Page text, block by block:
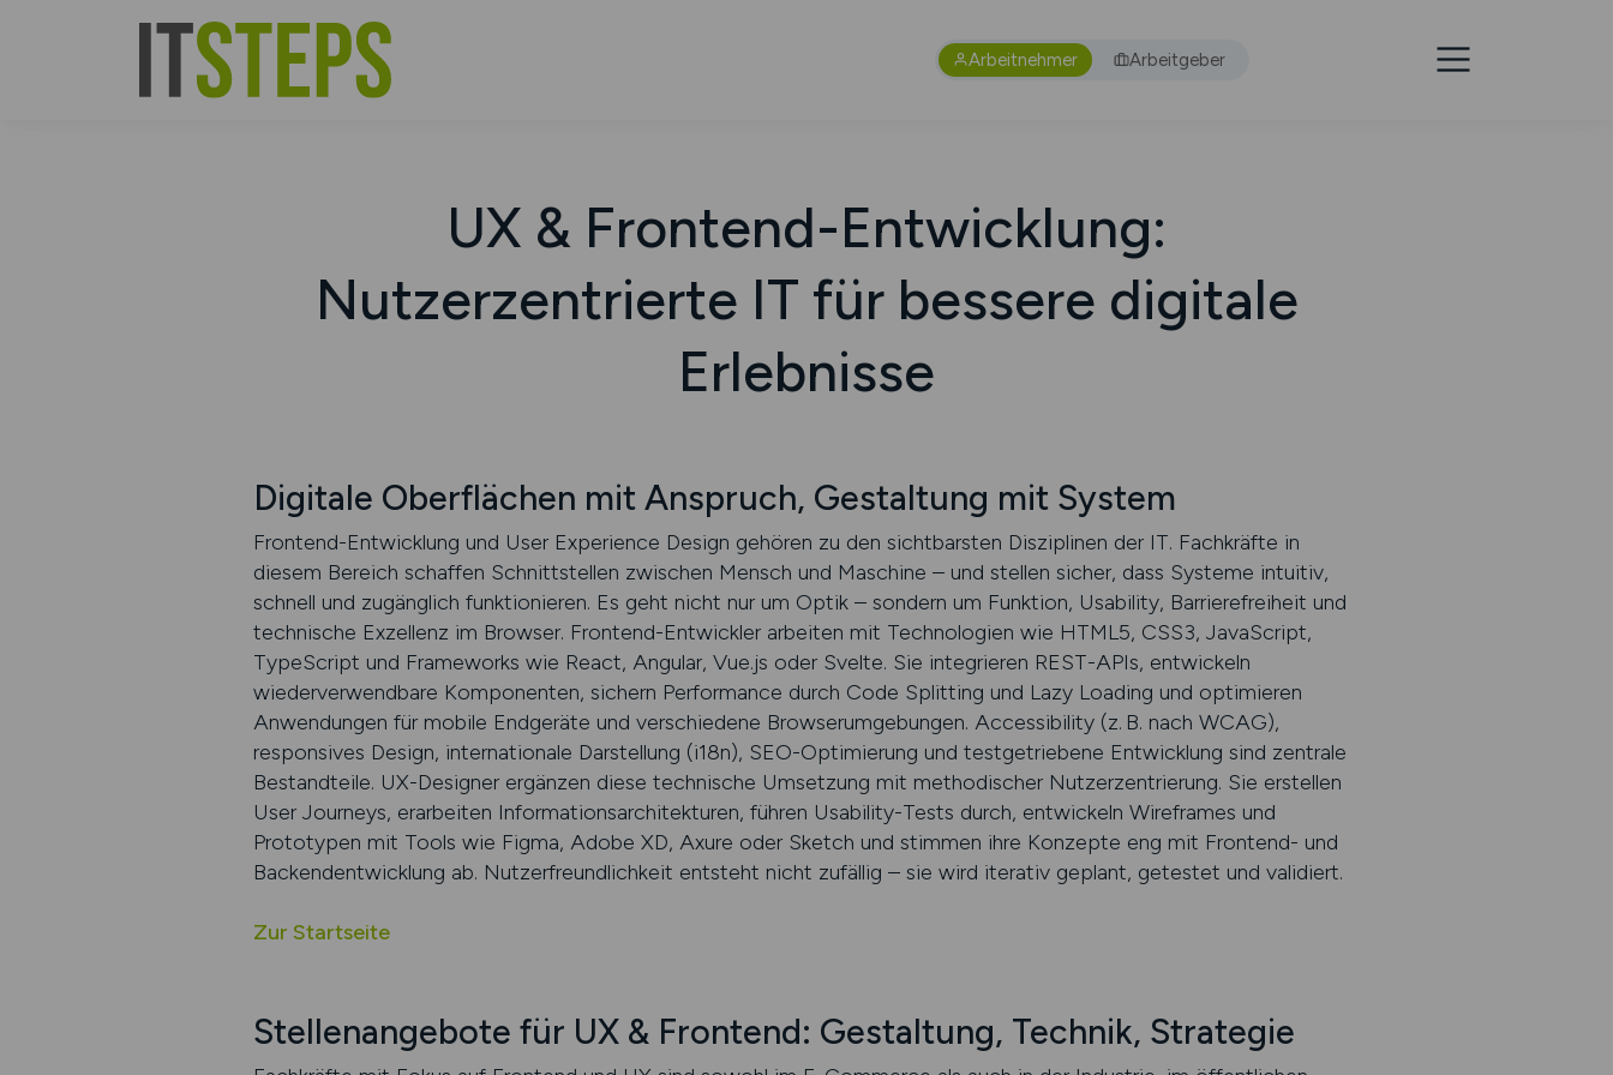
Arbeitnehmer Arbeitgeber
UX & Frontend-Entwicklung:
Nutzerzentrierte IT für bessere digitale
Erlebnisse
Digitale Oberflächen mit Anspruch, Gestaltung mit System
Frontend-Entwicklung und User Experience Design gehören zu den sichtbarsten Disziplinen der IT. Fachkräfte in
diesem Bereich schaffen Schnittstellen zwischen Mensch und Maschine – und stellen sicher, dass Systeme intuitiv,
schnell und zugänglich funktionieren. Es geht nicht nur um Optik – sondern um Funktion, Usability, Barrierefreiheit und
technische Exzellenz im Browser. Frontend-Entwickler arbeiten mit Technologien wie HTML5, CSS3, JavaScript,
TypeScript und Frameworks wie React, Angular, Vue.js oder Svelte. Sie integrieren REST-APIs, entwickeln
wiederverwendbare Komponenten, sichern Performance durch Code Splitting und Lazy Loading und optimieren
Anwendungen für mobile Endgeräte und verschiedene Browser­umgebungen. Accessibility (z. B. nach WCAG),
responsives Design, internationale Darstellung (i18n), SEO-Optimierung und testgetriebene Entwicklung sind zentrale
Bestandteile. UX-Designer ergänzen diese technische Umsetzung mit methodischer Nutzer­zentrierung. Sie erstellen
User Journeys, erarbeiten Informations­architekturen, führen Usability-Tests durch, entwickeln Wireframes und
Prototypen mit Tools wie Figma, Adobe XD, Axure oder Sketch und stimmen ihre Konzepte eng mit Frontend- und
Backendentwicklung ab. Nutzer­freundlich­keit entsteht nicht zufällig – sie wird iterativ geplant, getestet und validiert.
Zur Startseite
Stellenangebote für UX & Frontend: Gestaltung, Technik, Strategie